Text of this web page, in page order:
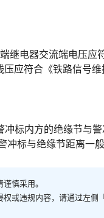
继电器交流端电压应
应符合《铁路信号维
标内方的绝缘节与
标与绝缘节距离一般
慎采用。
或违规内容，请通过左侧